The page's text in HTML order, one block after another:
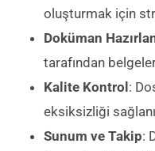
oluşturmak için
Doküman
tarafından belgeler
Kalite Kontrol:
eksiksizliği
Sunum ve Takip: